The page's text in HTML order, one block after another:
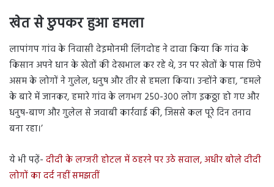
खेत से छुपकर हुआ हमला
लापांगप गांव के निवासी देइमोनमी लिंगदोह ने दावा किया कि गांव के
किसान अपने धान के खेतों की देखभाल कर रहे थे, उन पर खेतों के पास छिपे
असम के लोगों ने गुलेल, धनुष और तीर से हमला किया। उन्होंने कहा, “हमले
के बारे में जानकर, हमारे गांव के लगभग 250-300 लोग इकठ्ठा हो गए और
धनुष-बाण और गुलेल से जवाबी कार्रवाई की, जिससे कल पूरे दिन तनाव
बना रहा।’
ये भी पढ़ें- दीदी के लग्जरी होटल में ठहरने पर उठे सवाल, अधीर बोले दीदी
लोगों का दर्द नहीं समझतीं